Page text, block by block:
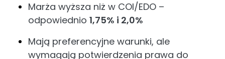
Marża wyższa niż w COI/EDO –
odpowiednio 1,75% i 2,0%
Mają preferencyjne warunki, ale
wymagają potwierdzenia prawa do